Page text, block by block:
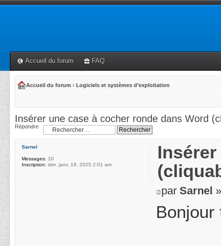
Accueil du forum FAQ
Accueil du forum ‹ Logiciels et systèmes d’exploitation
Insérer une case à cocher ronde dans Word
Répondre
parSarnel
Bonjour
Sarnel
Messages: 10
Inscription: dim. janv. 19, 2025 2:01 am